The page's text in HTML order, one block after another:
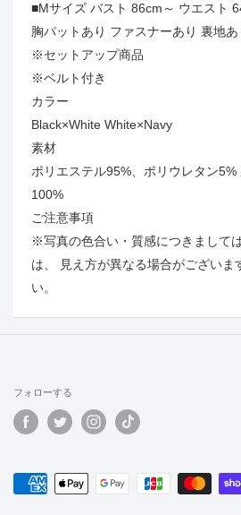
■Mサイズ バスト 86cm～ ウエスト
胸パットあり ファスナーあり 裏地あ
※セットアップ商品
※ベルト付き
カラー
Black×White White×Navy
素材
ポリエステル95%、ポリウレタン
100%
ご注意事項
※写真の色合い・質感につきまして
は、 見え方が異なる場合がございま
い。
フォローする